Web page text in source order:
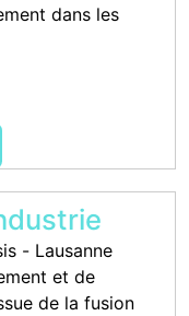
dans les
- Lausanne
et de
de la fusion